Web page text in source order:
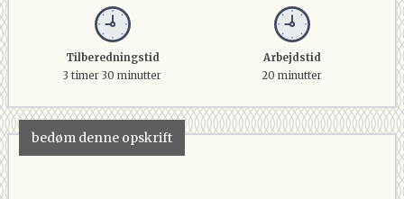
Tilberedningstid
3 timer 30 minutter
Arbejdstid
20 minutter
bedøm denne opskrift